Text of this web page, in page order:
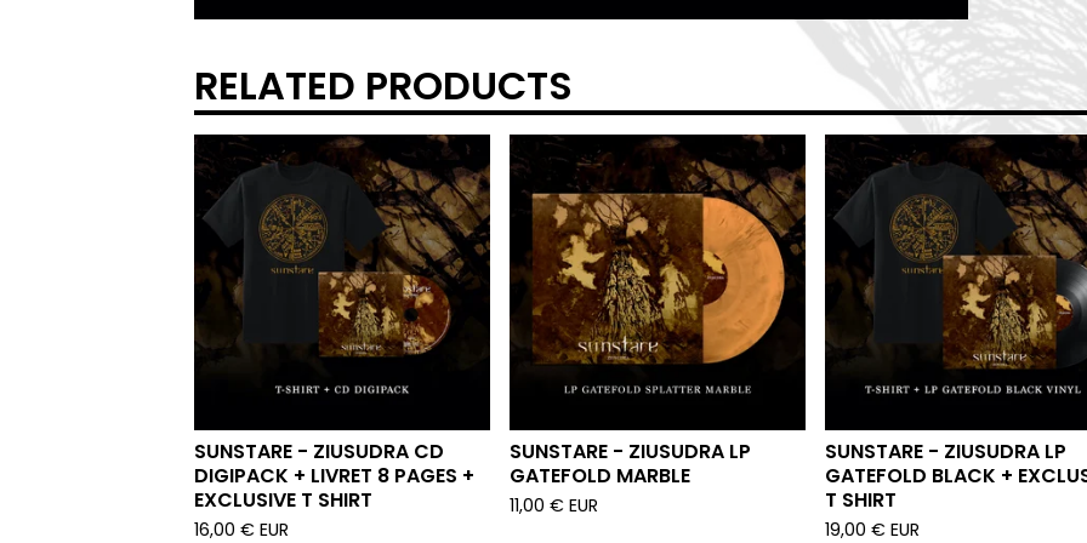
RELATED PRODUCTS
SUNSTARE - ZIUSUDRA CD
DIGIPACK + LIVRET 8 PAGES +
EXCLUSIVE T SHIRT
16,00 € EUR
SUNSTARE - ZIUSUDRA LP
GATEFOLD MARBLE
11,00 € EUR
SUNSTARE - ZIUSUDRA LP
GATEFOLD BLACK +
T SHIRT
19,00 € EUR